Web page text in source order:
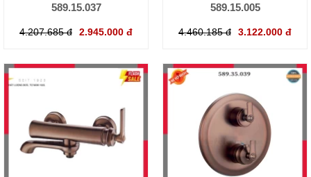
589.15.037
4.207.685 đ 2.945.000 đ
589.15.005
4.460.185 đ 3.122.000 đ